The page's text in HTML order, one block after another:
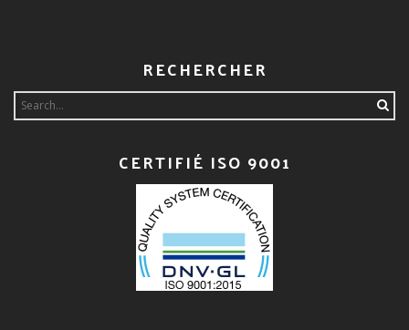
RECHERCHER
for:
CERTIFIÉ ISO 9001